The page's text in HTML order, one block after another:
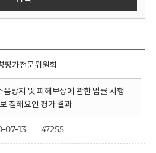
평가전문위원회
음방지 및 피해보상에 관한 법률 시행
침해요인 평가 결과
07-13 47255